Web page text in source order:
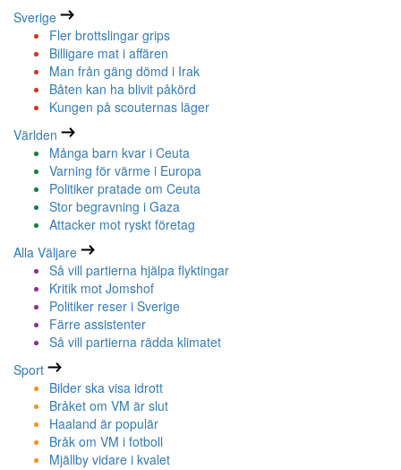
Sverige
Fler brottslingar grips
Billigare mat i affären
Man från gäng dömd i Irak
Båten kan ha blivit påkörd
Kungen på scouternas läger
Världen
Många barn kvar i Ceuta
Varning för värme i Europa
Politiker pratade om Ceuta
Stor begravning i Gaza
Attacker mot ryskt företag
Alla Väljare
Så vill partierna hjälpa flyktingar
Kritik mot Jomshof
Politiker reser i Sverige
Färre assistenter
Så vill partierna rädda klimatet
Sport
Bilder ska visa idrott
Bråket om VM är slut
Haaland är populär
Bråk om VM i fotboll
Mjällby vidare i kvalet